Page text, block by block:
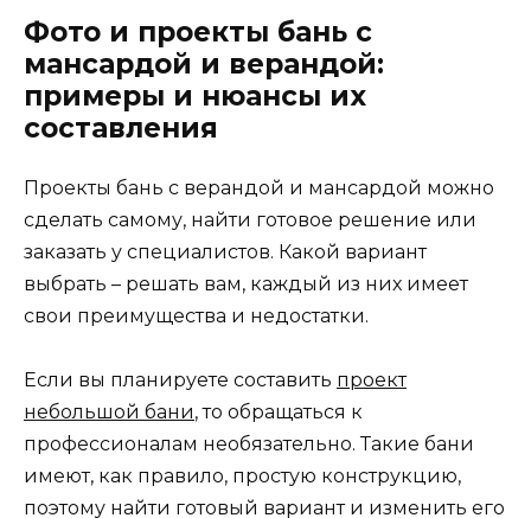
Фото и проекты бань с
мансардой и верандой:
примеры и нюансы их
составления
Проекты бань с верандой и мансардой можно
сделать самому, найти готовое решение или
заказать у специалистов. Какой вариант
выбрать – решать вам, каждый из них имеет
свои преимущества и недостатки.
Если вы планируете составить проект
небольшой бани, то обращаться к
профессионалам необязательно. Такие бани
имеют, как правило, простую конструкцию,
поэтому найти готовый вариант и изменить его